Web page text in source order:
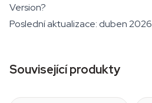
Version?
Poslední aktualizace: duben 2026
Související produkty